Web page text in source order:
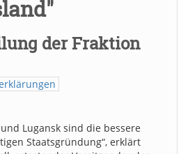
der Fraktion
Lugansk sind die bessere
Staatsgründung“, erklärt